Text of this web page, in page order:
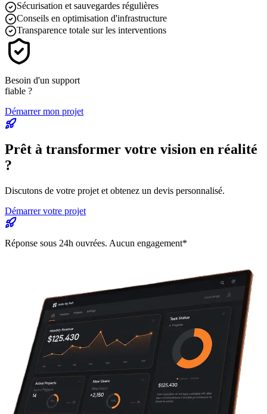
Sécurisation et sauvegardes régulières
Conseils en optimisation d'infrastructure
Transparence totale sur les interventions
Besoin d'un support
fiable ?
Démarrer mon projet
Prêt à transformer votre vision en réalité
?
Discutons de votre projet et obtenez un devis personnalisé.
Démarrer votre projet
Réponse sous 24h ouvrées. Aucun engagement*